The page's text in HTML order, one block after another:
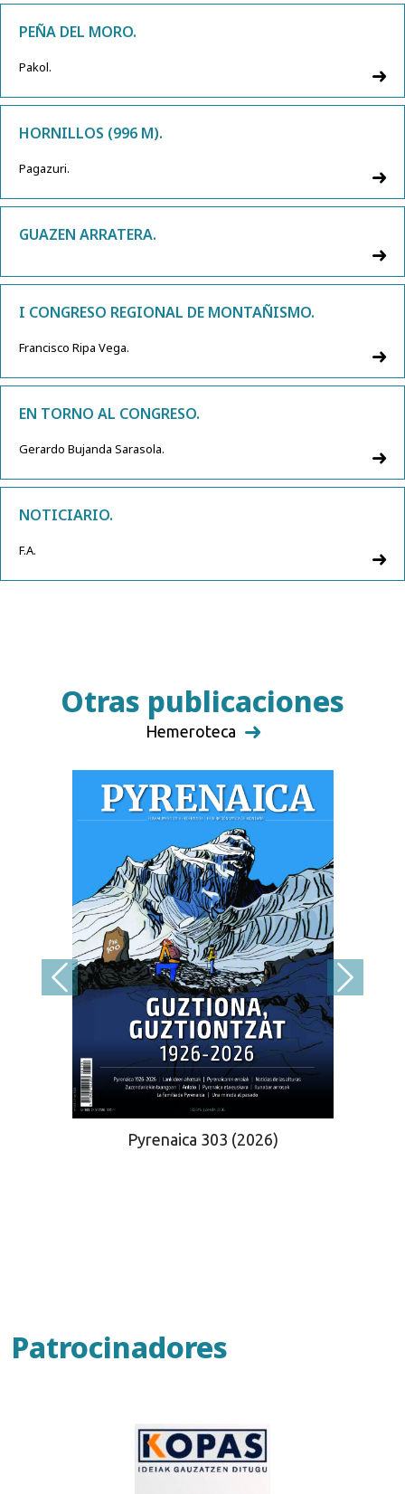
PEÑA DEL MORO.
Pakol.
HORNILLOS (996 M).
Pagazuri.
GUAZEN ARRATERA.
I CONGRESO REGIONAL DE MONTAÑISMO.
Francisco Ripa Vega.
EN TORNO AL CONGRESO.
Gerardo Bujanda Sarasola.
NOTICIARIO.
F.A.
Otras publicaciones
Hemeroteca
Pyrenaica 303 (2026)
Patrocinadores